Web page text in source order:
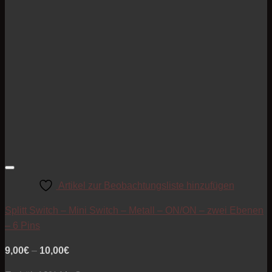
Artikel zur Beobachtungsliste hinzufügen
Splitt Switch – Mini Switch – Metall – ON/ON – zwei Ebenen
– 6 Pins
9,00€ – 10,00€Preisspanne: